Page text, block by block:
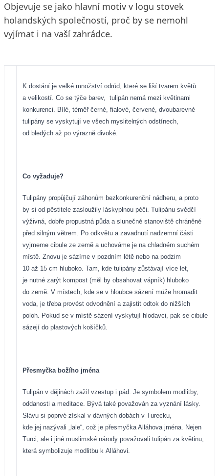
Objevuje se jako hlavní motiv v logu stovek
holandských společností, proč by se nemohl
vyjímat i na vaší zahrádce.
K dostání je velké množství odrůd, které se liší tvarem květů
a velikostí. Co se týče barev, tulipán nemá mezi květinami
konkurenci. Bílé, téměř černé, fialové, červené, dvoubarevné
tulipány se vyskytují ve všech myslitelných odstínech,
od bledých až po výrazně divoké.
Co vyžaduje?
Tulipány propůjčují záhonům bezkonkurenční nádheru, a proto
by si od pěstitele zasloužily láskyplnou péči. Tulipánu svědčí
výživná, dobře propustná půda a slunečné stanoviště chráněné
před silným větrem. Po odkvětu a zavadnutí nadzemní části
vyjmeme cibule ze země a uchováme je na chladném suchém
místě. Znovu je sázíme v pozdním létě nebo na podzim
10 až 15 cm hluboko. Tam, kde tulipány zůstávají více let,
je nutné zarýt kompost (měl by obsahovat vápník) hluboko
do země. V místech, kde se v hloubce sázení může hromadit
voda, je třeba provést odvodnění a zajistit odtok do nižších
poloh. Pokud se v místě sázení vyskytují hlodavci, pak se cibule
sázejí do plastových košíčků.
Přesmyčka božího jména
Tulipán v dějinách zažil vzestup i pád. Je symbolem modlitby,
oddanosti a meditace. Bývá také považován za vyznání lásky.
Slávu si poprvé získal v dávných dobách v Turecku,
kde jej nazývali „lale“, což je přesmyčka Alláhova jména. Nejen
Turci, ale i jiné muslimské národy považovali tulipán za květinu,
která symbolizuje modlitbu k Alláhovi.